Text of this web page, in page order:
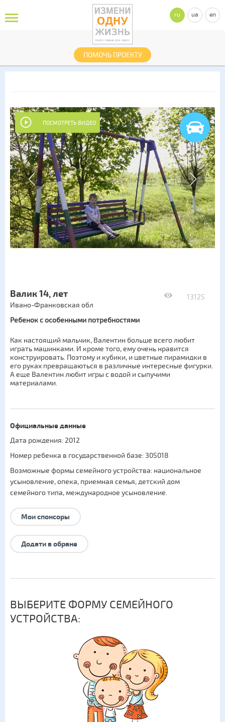
ПОМОЧЬ ПРОЕКТУ
ru ua en
ПОСМОТРЕТЬ ВИДЕО
13125
Валик 14, лет
Ивано-Франковская обл
Ребенок с особенными потребностями
Как настоящий мальчик, Валентин больше всего любит
играть машинками. И кроме того, ему очень нравится
конструировать. Поэтому и кубики, и цветные пирамидки в
его руках превращаються в различные интересные фигурки.
А еще Валентин любит игры с водой и сыпучими
материалами.
Официальные данные
Дата рождения: 2012
Номер ребенка в государственной базе: 305018
Возможные формы семейного устройства: национальное
усыновление,опека, приемная семья,детский дом
семейного типа, международное усыновление.
Мои спонсоры
Додати в обране
ВЫБЕРИТЕ ФОРМУ СЕМЕЙНОГО
УСТРОЙСТВА: